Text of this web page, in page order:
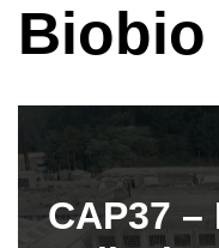
Biobio
CAP37